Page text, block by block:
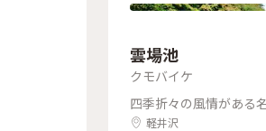
雲場池
クモバイケ
四季折々の風情がある
軽井沢